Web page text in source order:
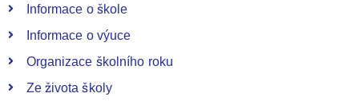
Informace o škole
Informace o výuce
Organizace školního roku
Ze života školy